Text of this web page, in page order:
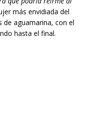
más envidiada del
aguamarina, con el
hasta el final.